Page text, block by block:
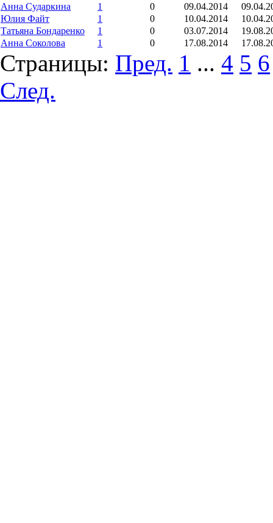
Анна Сударкина
1 0 09.04.2014
Юлия Файт
1 0 10.04.2014
Татьяна Бондаренко
1 0 03.07.2014
Анна Соколова
1 0 17.08.2014
Страницы: Пред. 1 ... 4 5 6
След.